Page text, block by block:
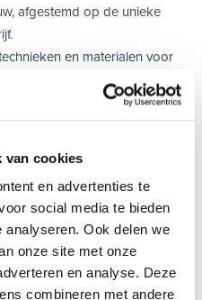
van cookies
en advertenties te
social media te bieden
Ook delen we
onze site met onze
en analyse. Deze
combineren met andere
afgestemd op de unieke
en materialen voor
toepassingen voor het
en
Ontwikkel je
leiding te kunnen geven en
de financiële aspecten van